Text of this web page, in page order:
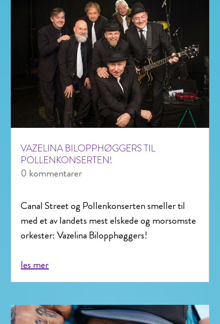
VAZELINA BILOPPHØGGERS TIL
POLLENKONSERTEN!
0 kommentarer
Canal Street og Pollenkonserten smeller til
med et av landets mest elskede og morsomste
orkester: Vazelina Bilopphøggers!
les mer